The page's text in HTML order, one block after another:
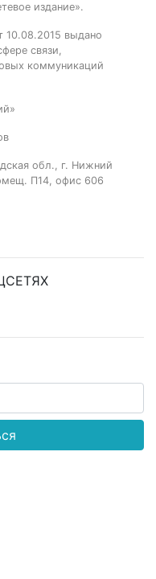
издание».
10.08.2015 выдано
связи,
коммуникаций
обл., г. Нижний
П14, офис 606